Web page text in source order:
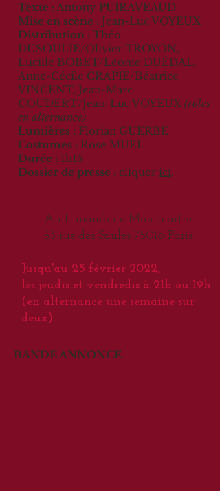
Au Funambule Montmartre
53 rue des Saules 75018 Paris
Jusqu'au 25 février 2022,
les jeudis et vendredis à 21h ou 19h
(en alternance une semaine sur
deux)
Texte : Antony PUIRAVEAUD
Mise en scène : Jean-Luc VOYEUX
Distribution : Théo
DUSOULIÉ/Olivier TROYON,
Lucille BOBET/Léonie DUÉDAL,
Anne-Cécile CRAPIE/Béatrice
VINCENT, Jean-Marc
COUDERT/Jean-Luc VOYEUX (rôles
en alternance)
Lumières : Florian GUERBE
Costumes : Rose MUEL
Durée : 1h15
Dossier de presse : cliquer ici.
BANDE ANNONCE